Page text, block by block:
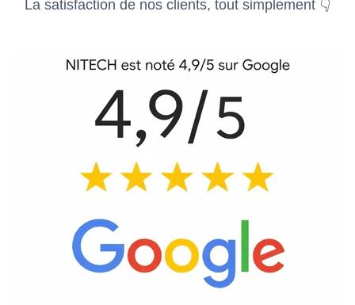
La satisfaction de nos clients, tout simplement 👇